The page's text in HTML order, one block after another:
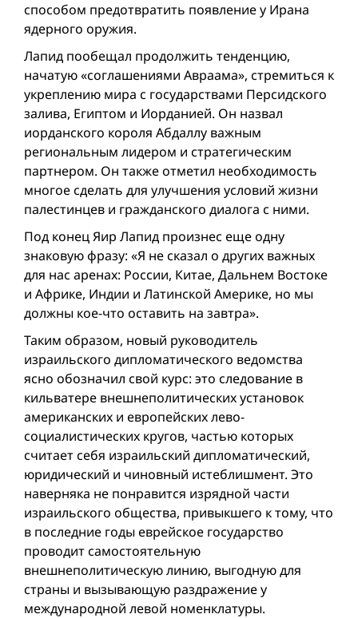
способом предотвратить появление у Ирана
ядерного оружия.
Лапид пообещал продолжить тенденцию,
начатую «соглашениями Авраама», стремиться к
укреплению мира с государствами Персидского
залива, Египтом и Иорданией. Он назвал
иорданского короля Абдаллу важным
региональным лидером и стратегическим
партнером. Он также отметил необходимость
многое сделать для улучшения условий жизни
палестинцев и гражданского диалога с ними.
Под конец Яир Лапид произнес еще одну
знаковую фразу: «Я не сказал о других важных
для нас аренах: России, Китае, Дальнем Востоке
и Африке, Индии и Латинской Америке, но мы
должны кое-что оставить на завтра».
Таким образом, новый руководитель
израильского дипломатического ведомства
ясно обозначил свой курс: это следование в
кильватере внешнеполитических установок
американских и европейских лево-
социалистических кругов, частью которых
считает себя израильский дипломатический,
юридический и чиновный истеблишмент. Это
наверняка не понравится изрядной части
израильского общества, привыкшего к тому, что
в последние годы еврейское государство
проводит самостоятельную
внешнеполитическую линию, выгодную для
страны и вызывающую раздражение у
международной левой номенклатуры.